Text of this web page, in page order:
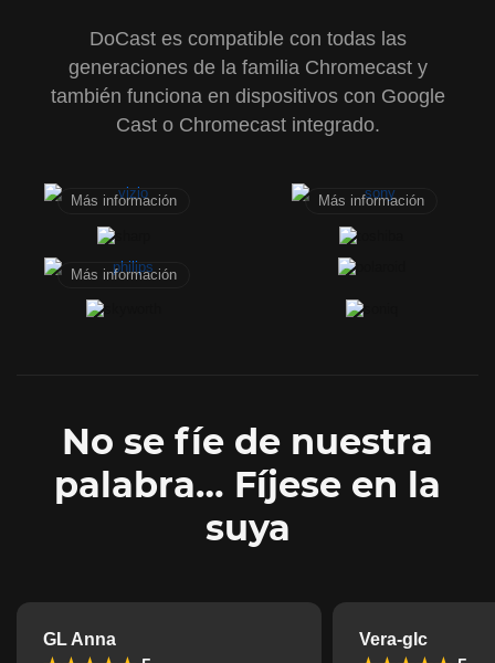
DoCast es compatible con todas las
generaciones de la familia Chromecast y
también funciona en dispositivos con Google
Cast o Chromecast integrado.
Más información Más información
Más información
No se fíe de nuestra
palabra… Fíjese en la
suya
GL Anna
Vera-glc